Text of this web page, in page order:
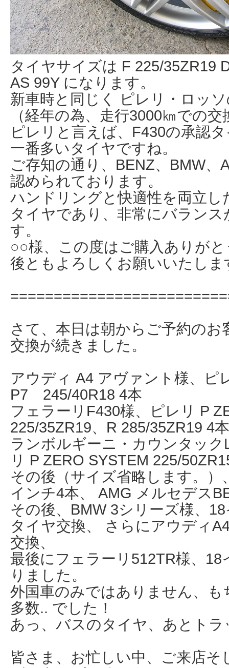
タイヤサイズは F 225/35ZR19
AS 99Y になります。
新車時と同じく ピレリ・ロッ
（経年の為、走行3000㎞での
ピレリと言えば、F430の承認
一番多いタイヤですね。
ご存知の通り、BENZ、BMW、
認められております。
ハンドリングと快適性を両立
タイヤであり、非常にバラン
す。
○○様、この度はご購入ありが
後ともよろしくお願いいたしま
さて、本日は朝からご予約のお
交換が続きました。
アウディ A4 アヴァント様、ピ
P7 245/40R18 4本
フェラーリF430様、ピレリ P
225/35ZR19、R 285/35ZR19 4本
ランボルギーニ・カウンタック
リ P ZERO SYSTEM 225/
その後（サイズ省略します。）
インチ4本、 AMG メルセデス
その後、BMW 3シリーズ様、
タイヤ交換、 さらにアウディ
交換、
最後にフェラーリ512TR様、
りました。
外国車のみではありません、
多数.. でした！
あっ、バスのタイヤ、あとト
皆さま、お忙しい中、ご来店そ